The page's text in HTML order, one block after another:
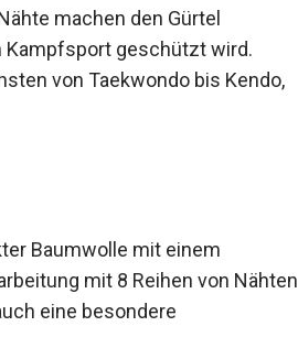
machen den Gürtel
geschützt wird.
von Taekwondo bis Kendo,
Baumwolle mit einem
mit 8 Reihen von Nähten
eine besondere